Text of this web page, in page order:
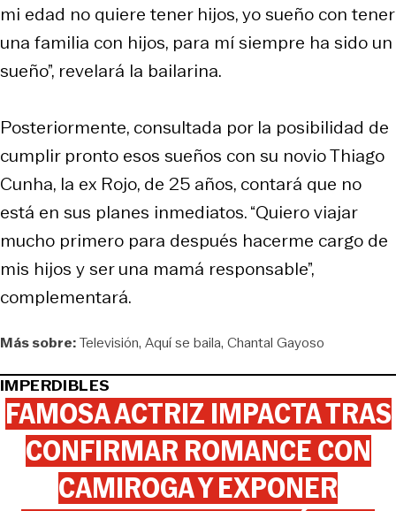
mi edad no quiere tener hijos, yo sueño con tener
una familia con hijos, para mí siempre ha sido un
sueño”, revelará la bailarina.
Posteriormente, consultada por la posibilidad de
cumplir pronto esos sueños con su novio Thiago
Cunha, la ex Rojo, de 25 años, contará que no
está en sus planes inmediatos. “Quiero viajar
mucho primero para después hacerme cargo de
mis hijos y ser una mamá responsable”,
complementará.
Más sobre:Televisión Aquí se baila Chantal Gayoso
IMPERDIBLES
FAMOSA ACTRIZ IMPACTA TRAS
CONFIRMAR ROMANCE CON
CAMIROGA Y EXPONER